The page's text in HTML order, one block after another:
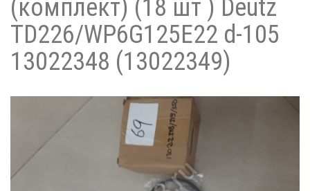
(комплект) (18 шт ) Deutz
TD226/WP6G125E22 d-105
13022348 (13022349)